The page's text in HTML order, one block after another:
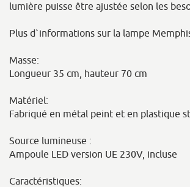
lumière puisse être ajustée selon les
Plus d`informations sur la lampe
Masse:
Longueur 35 cm, hauteur 70 cm
Matériel:
Fabriqué en métal peint et en plastique
Source lumineuse :
Ampoule LED version UE 230V, incluse
Caractéristiques: